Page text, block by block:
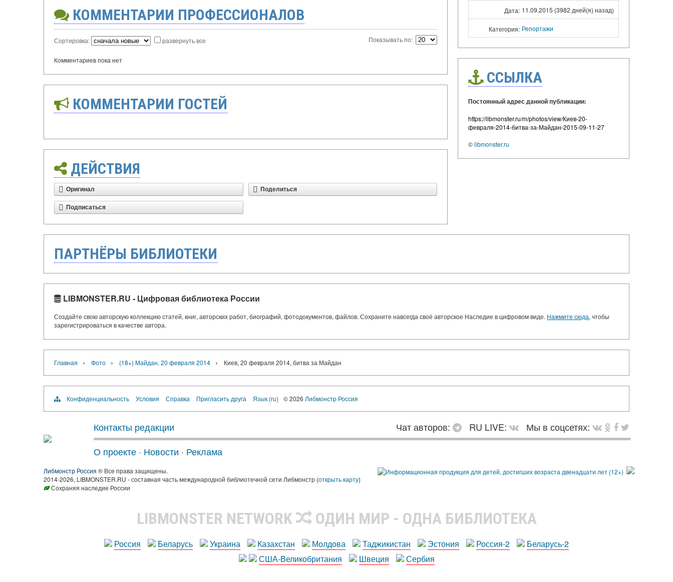
КОММЕНТАРИИ ПРОФЕССИОНАЛОВ
Сортировка: развернуть все Показывать по:
Комментариев пока нет
КОММЕНТАРИИ ГОСТЕЙ
ДЕЙСТВИЯ
Оригинал Поделиться
Подписаться
Дата: 11.09.2015 (3982 дней(я) назад)
Категория: Репортажи
ССЫЛКА
Постоянный адрес данной публикации:
https://libmonster.ru/m/photos/view/Киев-20-
февраля-2014-битва-за-Майдан-2015-09-11-27
©libmonster.ru
ПАРТНЁРЫ БИБЛИОТЕКИ
LIBMONSTER.RU - Цифровая библиотека России
Создайте свою авторскую коллекцию статей, книг, авторских работ, биографий, фотодокументов, файлов. Сохраните навсегда своё авторское Наследие в цифровом виде. Нажмите сюда, чтобы
зарегистрироваться в качестве автора.
Главная › Фото › (18+) Майдан, 20 февраля 2014 › Киев, 20 февраля 2014, битва за Майдан
Конфиденциальность Условия Справка Пригласить друга Язык (ru) © 2026 Либмонстр Россия
Контакты редакции Чат авторов: RU LIVE:
Мы в соцсетях:
О проекте · Новости · Реклама
Либмонстр Россия ® Все права защищены.
2014-2026, LIBMONSTER.RU - составная часть международной библиотечной сети Либмонстр (открыть карту)
Сохраняя наследие России
LIBMONSTER NETWORK ОДИН МИР - ОДНА БИБЛИОТЕКА
Россия Беларусь Украина Казахстан Молдова Таджикистан Эстония Россия-2
Беларусь-2
США-Великобритания
Швеция Сербия